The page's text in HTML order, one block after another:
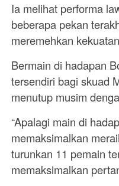
Ia melihat performa
beberapa pekan
meremehkan
Bermain di hadapan
tersendiri bagi skuad
menutup musim
“Apalagi main di
memaksimalkan
turunkan 11 pemain
memaksimalkan